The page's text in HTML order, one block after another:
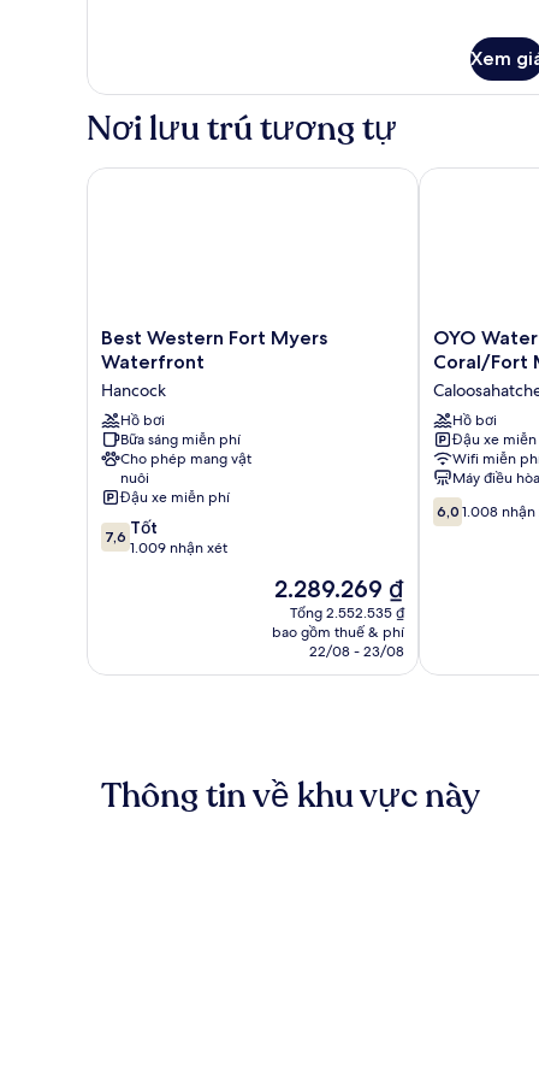
Xem
Nơi lưu trú tương tự
Best
Western
Myers
Waterfront
Hancock
Best Western Fort Myers
Waterfront
Hancock
Hồ bơi
Bữa sáng miễn phí
Cho phép mang vật
nuôi
Đậu xe miễn phí
7.6
trên
7,6 Tốt
1.009 nhận xét
Giá
hiện
tại
2.289.269 ₫
2.289.269 ₫
Tổng 2.552.535 ₫
bao gồm thuế & phí
22/08 - 23/08
Best Western Fort Myers Waterfront
OYO
Waterfront
-
Cape
Coral/Fort
Myers,
FL
OYO
Coral/Fort
Hồ bơi
Đậu xe
Wifi miễn
Máy điều hòa
6.0
trên
6,0 1.008 nhận
OYO
Thông tin về khu vực này